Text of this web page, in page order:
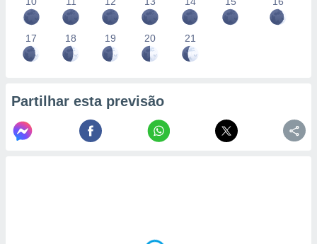
17 18 19 20 21
Partilhar esta previsão